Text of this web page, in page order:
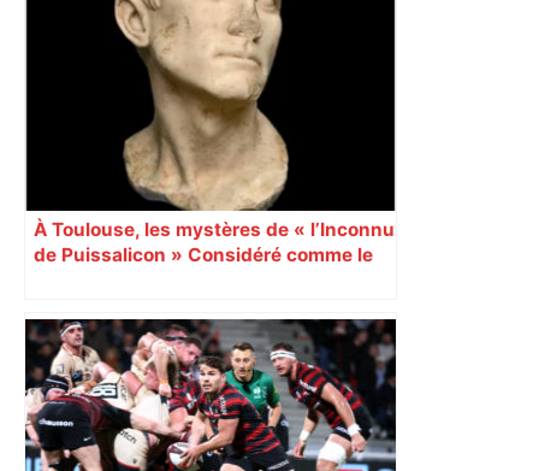
À Toulouse, les mystères de « l’Inconnu
de Puissalicon » Considéré comme le
« l’Inconnu de Puissalicon » est une
pièce inestimable. Dimanche 15 avril
2018, le musée Saint-Raymond de
Toulouse invite le public à percer les
secrets de son identité.